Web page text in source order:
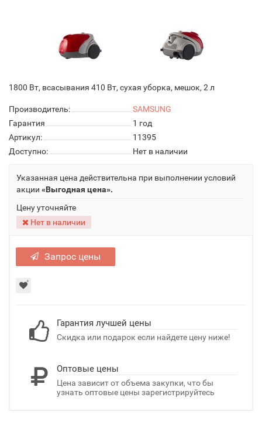
1800 Вт, всасывания 410 Вт, сухая уборка, мешок, 2 л
Производитель:
SAMSUNG
Гарантия
1 год
Артикул:
11395
Доступно:
Нет в наличии
Указанная цена действительна при выполнении условий
акции «Выгодная цена».
Цену уточняйте
Нет в наличии
Запрос цены
Гарантия лучшей цены
Скидка или подарок если найдете цену ниже!
Оптовые цены
Цена зависит от объема закупки, что бы
узнать оптовые цены зарегистрируйтесь